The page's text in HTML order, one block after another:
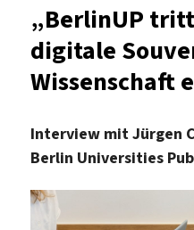
„BerlinUP
digitale
Wissenschaft
Interview mit Jürgen
Berlin Universities